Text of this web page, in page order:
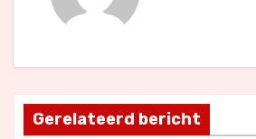
t
Gerelateerd bericht